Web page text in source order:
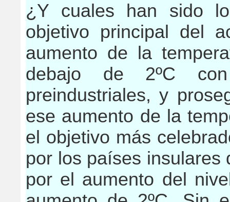
¿Y cuales han sido
objetivo principal del
aumento de la
debajo de 2ºC
preindustriales, y
ese aumento de la
el objetivo más
por los países insulares
por el aumento del